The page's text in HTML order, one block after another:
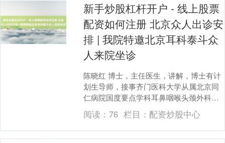
新手炒股杠杆开户 - 线上股票
配资如何注册 北京众人出诊安
排 | 我院特邀北京耳科泰斗众
人来院坐诊
陈晓红 博士，主任医生，讲解，博士有计
划生导师，接事齐门医科大学从属北京同
仁病院国度要点学科耳鼻咽喉头颈外科专
科。现任北京同仁病院甲状腺头颈外科主
任、亦庄耳鼻咽....
阅读：76 栏目： 配资炒股中心